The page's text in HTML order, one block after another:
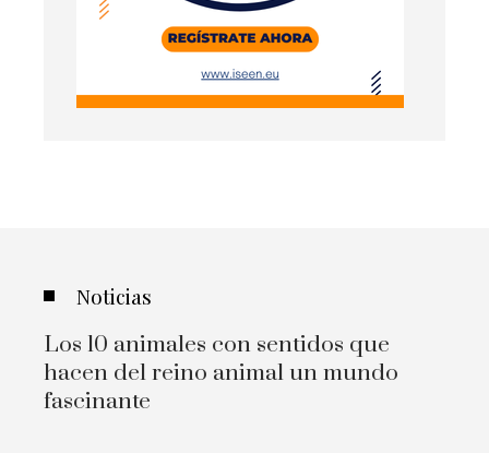
Noticias
Los 10 animales con sentidos que
hacen del reino animal un mundo
fascinante